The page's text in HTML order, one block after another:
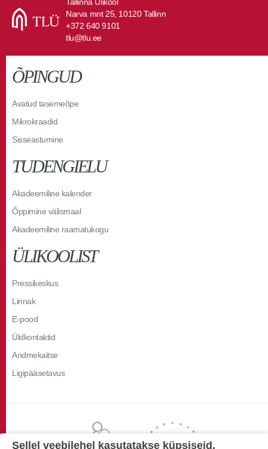
Narva mnt 25, 10120 Tallinn
+372 640 9101
tlu@tlu.ee
ÕPINGUD
Avatud tasemeõpe
Mikrokraadid
Sisseastumine
TUDENGIELU
Akadeemiline kalender
Õppimine välismaal
Akadeemiline raamatukogu
ÜLIKOOLIST
Pressikeskus
Linnak
E-pood
Üldkontaktid
Andmekaitse
Ligipääsetavus
Sellel veebilehel kasutatakse küpsiseid.